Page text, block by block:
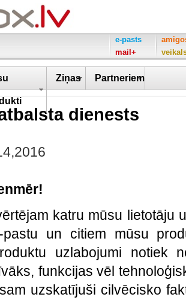
e-pasts
mail+
Ziņas Partneriem
dienests
katru mūsu lietotāju
un citiem mūsu
uzlabojumi notiek
funkcijas vēl
uzskatījuši cilvēcisko